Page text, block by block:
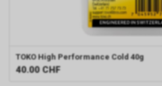
TOKO High Performance Cold 40g
40.00 CHF